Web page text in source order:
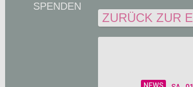
SPENDEN
ZURÜCK ZUR